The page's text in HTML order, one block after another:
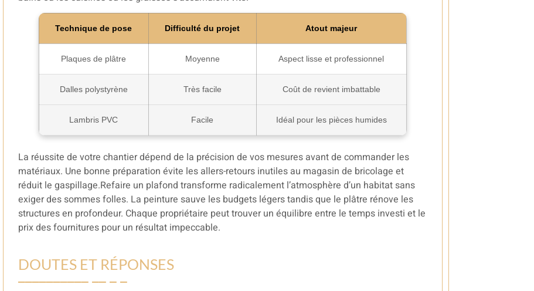
Technique de pose Difficulté du projet Atout majeur
Plaques de plâtre Moyenne Aspect lisse et professionnel
Dalles polystyrène Très facile Coût de revient imbattable
Lambris PVC Facile Idéal pour les pièces humides
La réussite de votre chantier dépend de la précision de vos mesures avant de commander les
matériaux. Une bonne préparation évite les allers-retours inutiles au magasin de bricolage et
réduit le gaspillage.Refaire un plafond transforme radicalement l’atmosphère d’un habitat sans
exiger des sommes folles. La peinture sauve les budgets légers tandis que le plâtre rénove les
structures en profondeur. Chaque propriétaire peut trouver un équilibre entre le temps investi et le
prix des fournitures pour un résultat impeccable.
DOUTES ET RÉPONSES